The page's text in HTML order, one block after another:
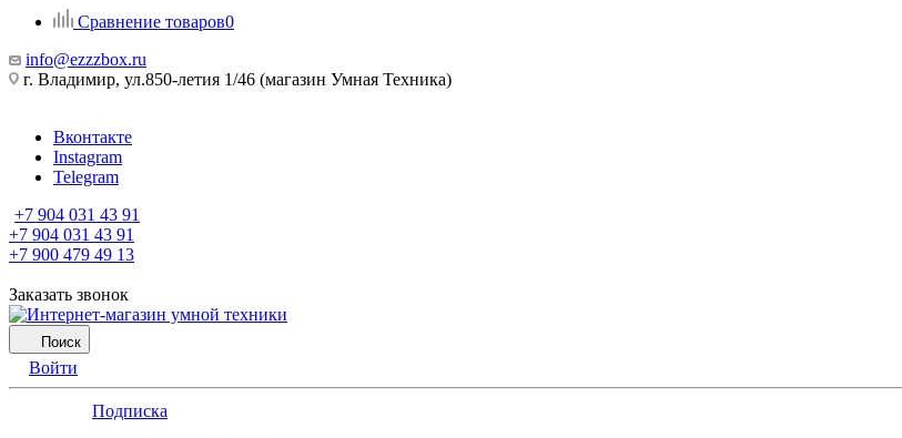
Сравнение товаров0
info@ezzzbox.ru
г. Владимир, ул.850-летия 1/46 (магазин Умная Техника)
Вконтакте
Instagram
Telegram
+7 904 031 43 91
+7 904 031 43 91
+7 900 479 49 13
Заказать звонок
Поиск
Войти
Подписка